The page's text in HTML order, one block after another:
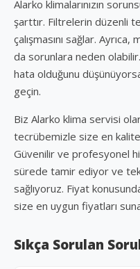
Alarko klimalarınızın
şarttır. Filtrelerin düzenli
çalışmasını sağlar.
da sorunlara neden
hata olduğunu
geçin.
Biz Alarko klima servisi
tecrübemizle size en
Güvenilir ve profesyonel
sürede tamir ediyor ve
sağlıyoruz. Fiyat
size en uygun fiyatları
Sıkça Sorulan